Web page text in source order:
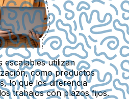
escalables utilizan
como productos
lo que los diferencia
trabajos con plazos fijos.